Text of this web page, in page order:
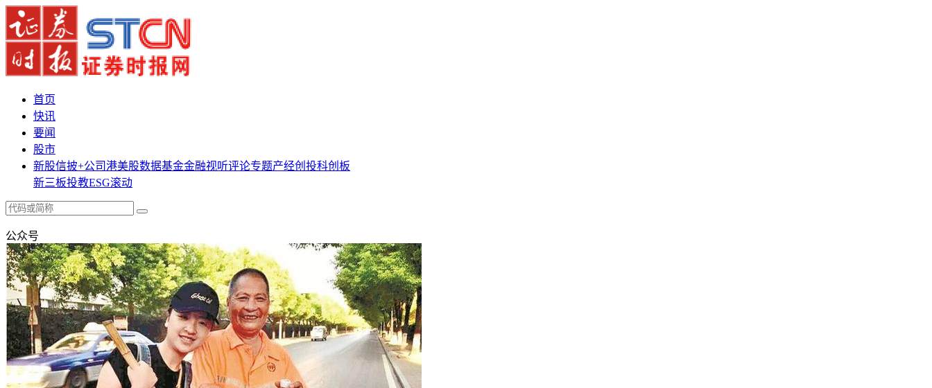
首页
快讯
要闻
股市
新股信披+公司港美股数据基金金融视听评论专题产经创投科创板
新三板投教ESG滚动
公众号